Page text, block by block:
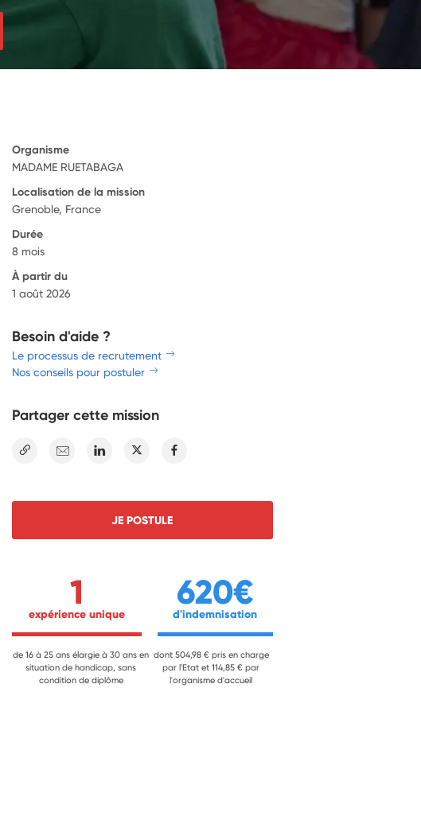
Organisme
MADAME RUETABAGA
Localisation de la mission
Grenoble, France
Durée
8 mois
À partir du
1 août 2026
Besoin d'aide ?
Le processus de recrutement
Nos conseils pour postuler
Partager cette mission
E-mail Linkedin Twitter
JE POSTULE
1
expérience unique
de 16 à 25 ans élargie à 30 ans en
situation de handicap, sans
condition de diplôme
620€
d'indemnisation
dont 504,98 € pris en charge
par l'Etat et 114,85 € par
l'organisme d'accueil